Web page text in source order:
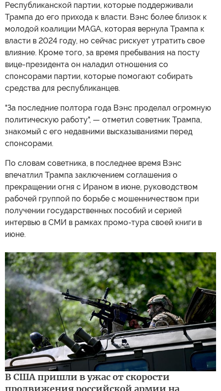
Республиканской партии, которые поддерживали
Трампа до его прихода к власти. Вэнс более близок к
молодой коалиции MAGA, которая вернула Трампа к
власти в 2024 году, но сейчас рискует утратить свое
влияние. Кроме того, за время пребывания на посту
вице-президента он наладил отношения со
спонсорами партии, которые помогают собирать
средства для республиканцев.
"За последние полтора года Вэнс проделал огромную
политическую работу", — отметил советник Трампа,
знакомый с его недавними высказываниями перед
спонсорами.
По словам советника, в последнее время Вэнс
впечатлил Трампа заключением соглашения о
прекращении огня с Ираном в июне, руководством
рабочей группой по борьбе с мошенничеством при
получении государственных пособий и серией
интервью в СМИ в рамках промо-тура своей книги в
июне.
В США пришли в ужас от скорости